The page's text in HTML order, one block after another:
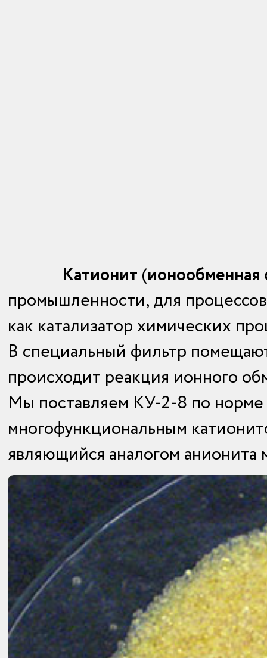
Катионит (ионообменная
промышленности, для
как катализатор химических
В специальный фильтр
происходит реакция ионного
Мы поставляем КУ-2-8 по
многофункциональным
являющийся аналогом анионита